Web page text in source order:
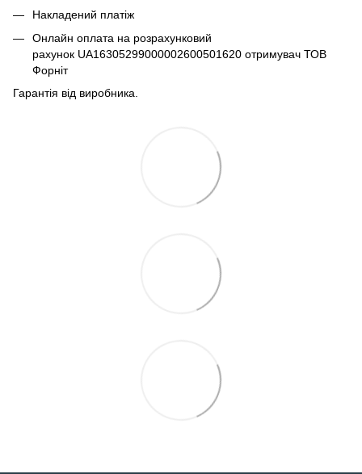
Накладений платіж
Онлайн оплата на розрахунковий
рахунок UA16305299000002600501620 отримувач ТОВ
Форніт
Гарантія від виробника.